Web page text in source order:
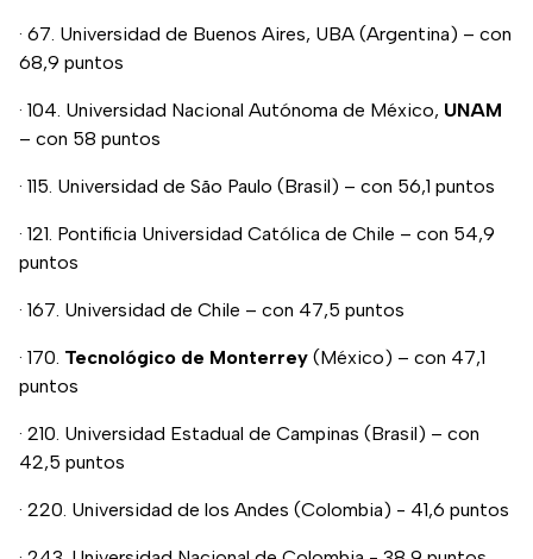
· 67. Universidad de Buenos Aires, UBA (Argentina) – con
68,9 puntos
· 104. Universidad Nacional Autónoma de México, UNAM
– con 58 puntos
· 115. Universidad de São Paulo (Brasil) – con 56,1 puntos
· 121. Pontificia Universidad Católica de Chile – con 54,9
puntos
· 167. Universidad de Chile – con 47,5 puntos
· 170. Tecnológico de Monterrey (México) – con 47,1
puntos
· 210. Universidad Estadual de Campinas (Brasil) – con
42,5 puntos
· 220. Universidad de los Andes (Colombia) - 41,6 puntos